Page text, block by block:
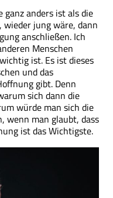
anders ist als die
jung wäre, dann
anschließen. Ich
Menschen
ist. Es ist dieses
und das
gibt. Denn
sich dann die
würde man sich die
wenn man glaubt, dass
ist das Wichtigste.